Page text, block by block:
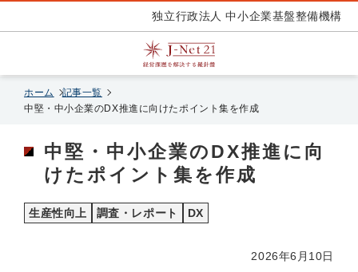
独立行政法人 中小企業基盤整備機構
ホーム
記事一覧
中堅・中小企業のDX推進に向けたポイント集を作成
中堅・中小企業のDX推進に向
けたポイント集を作成
生産性向上 調査・レポート DX
2026年6月10日